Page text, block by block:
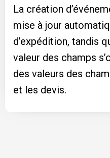
La création
mise à jour
d’expédition, tandis
valeur des champs
des valeurs des
et les devis.